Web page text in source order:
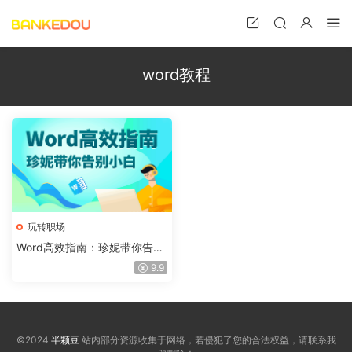
word教程
玩转职场
Word高效指南：珍妮带你告别
小白，切实提升办公能力
9.9
©2024 半颗豆站内部分资源收集于网络，若侵犯了您的合法权益，请联系我